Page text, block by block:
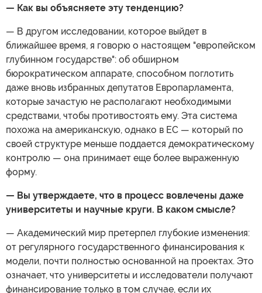
— Как вы объясняете эту тенденцию?
— В другом исследовании, которое выйдет в
ближайшее время, я говорю о настоящем "европейском
глубинном государстве": об обширном
бюрократическом аппарате, способном поглотить
даже вновь избранных депутатов Европарламента,
которые зачастую не располагают необходимыми
средствами, чтобы противостоять ему. Эта система
похожа на американскую, однако в ЕС — который по
своей структуре меньше поддается демократическому
контролю — она принимает еще более выраженную
форму.
— Вы утверждаете, что в процесс вовлечены даже
университеты и научные круги. В каком смысле?
— Академический мир претерпел глубокие изменения:
от регулярного государственного финансирования к
модели, почти полностью основанной на проектах. Это
означает, что университеты и исследователи получают
финансирование только в том случае, если их